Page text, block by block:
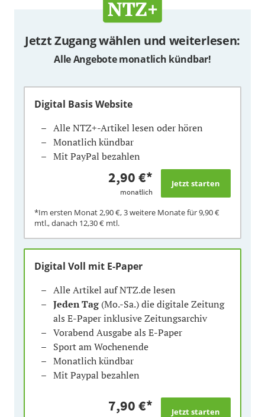
Jetzt Zugang wählen und weiterlesen:
Alle Angebote monatlich kündbar!
Digital Basis Website
Alle NTZ+-Artikel lesen oder hören
Monatlich kündbar
Mit PayPal bezahlen
2,90 €*
monatlich
*Im ersten Monat2,90 €, 3 weitere Monate für9,90 €
mtl., danach 12,30 € mtl.
Digital Voll mit E-Paper
Alle Artikel auf NTZ.de lesen
Jeden Tag(Mo.-Sa.) die digitale Zeitung
als E-Paper inklusive Zeitungsarchiv
Vorabend Ausgabe als E-Paper
Sport am Wochenende
Monatlich kündbar
Mit Paypal bezahlen
7,90 €*